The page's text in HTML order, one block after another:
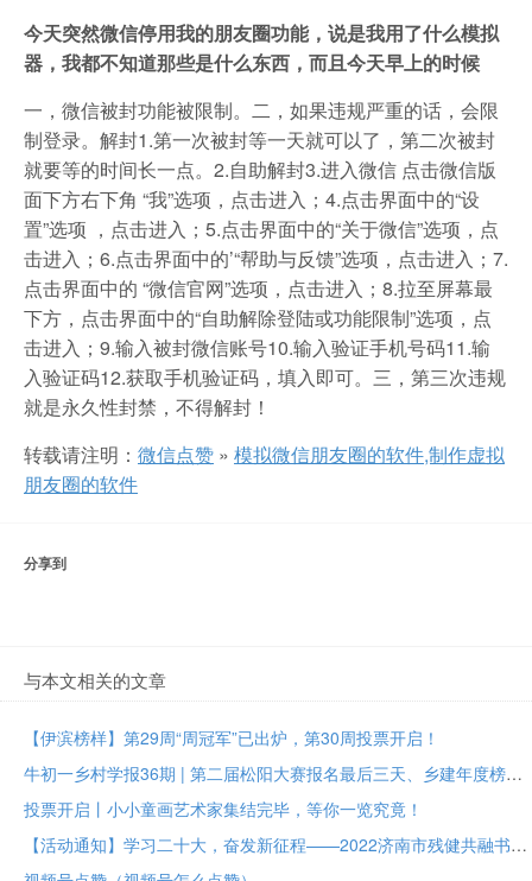
今天突然微信停用我的朋友圈功能，说是我用了什么模拟
器，我都不知道那些是什么东西，而且今天早上的时候
一，微信被封功能被限制。二，如果违规严重的话，会限
制登录。解封1.第一次被封等一天就可以了，第二次被封
就要等的时间长一点。2.自助解封3.进入微信 点击微信版
面下方右下角 “我”选项，点击进入；4.点击界面中的“设
置”选项 ，点击进入；5.点击界面中的“关于微信”选项，点
击进入；6.点击界面中的’“帮助与反馈”选项，点击进入；7.
点击界面中的 “微信官网”选项，点击进入；8.拉至屏幕最
下方，点击界面中的“自助解除登陆或功能限制”选项，点
击进入；9.输入被封微信账号10.输入验证手机号码11.输
入验证码12.获取手机验证码，填入即可。三，第三次违规
就是永久性封禁，不得解封！
转载请注明： 微信点赞 » 模拟微信朋友圈的软件,制作虚拟
朋友圈的软件
分享到
与本文相关的文章
【伊滨榜样】第29周“周冠军”已出炉，第30周投票开启！
牛初一乡村学报36期 | 第二届松阳大赛报名最后三天、乡建年度榜样大众投票进行中
投票开启丨小小童画艺术家集结完毕，等你一览究竟！
【活动通知】学习二十大，奋发新征程——2022济南市残健共融书法美术作品展投票评选